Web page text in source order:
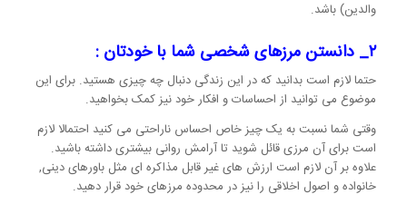
والدین) باشد.
۲_ دانستن مرزهای شخصی شما با خودتان :
حتما لازم است بدانید که در این زندگی دنبال چه چیزی هستید. برای این
موضوع می توانید از احساسات و افکار خود نیز کمک بخواهید.
وقتی شما نسبت به یک چیز خاص احساس ناراحتی می کنید احتمالا لازم
است برای آن مرزی قائل شوید تا آرامش روانی بیشتری داشته باشید.
علاوه بر آن لازم است ارزش های غیر قابل مذاکره ای مثل باورهای دینی,
خانواده و اصول اخلاقی را نیز در محدوده مرزهای خود قرار دهید.